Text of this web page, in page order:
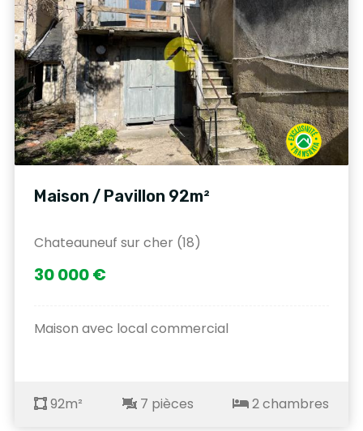
Maison / Pavillon 92m²
Chateauneuf sur cher (18)
30 000 €
Maison avec local commercial
92m² 7 pièces 2 chambres